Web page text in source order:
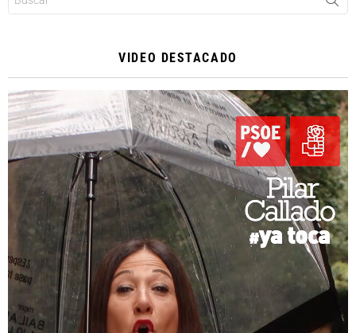
VIDEO DESTACADO
Reproductor
de
vídeo